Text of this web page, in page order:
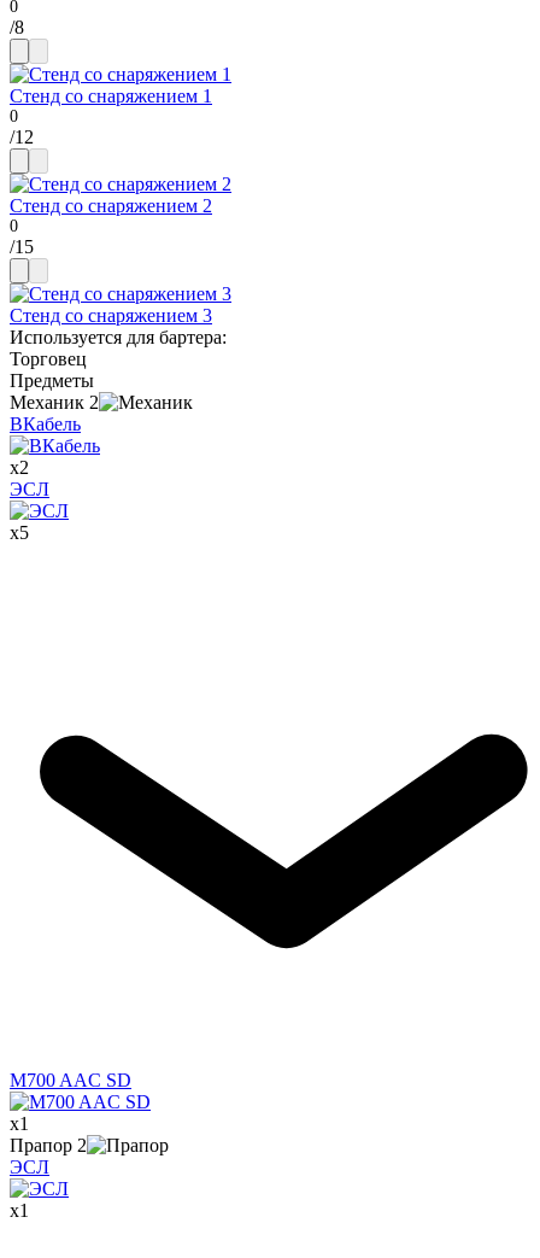
/8
Стенд со снаряжением 1
/12
Стенд со снаряжением 2
/15
Стенд со снаряжением 3
Используется для бартера:
Торговец
Предметы
Механик 2
ВКабель
x2
ЭСЛ
x5
M700 AAC SD
x1
Прапор 2
ЭСЛ
x1